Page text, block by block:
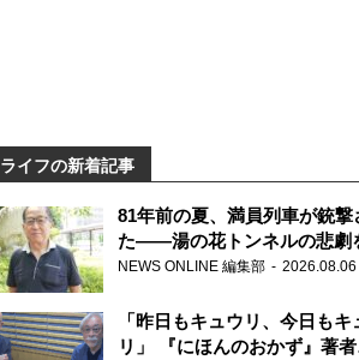
ライフの新着記事
81年前の夏、満員列車が銃撃
た――湯の花トンネルの悲劇
り継ぐ男性の
NEWS ONLINE 編集部 2026.08.06
「昨日もキュウリ、今日もキ
リ」 『にほんのおかず』著